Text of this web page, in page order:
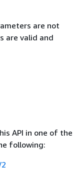
are not
are valid and
API in one of the
following: